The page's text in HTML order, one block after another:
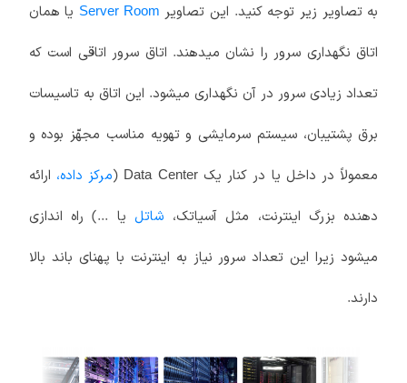
به تصاویر زیر توجه کنید. این تصاویر Server Roomیا همان
اتاق نگهداری سرور را نشان میدهند. اتاق سرور اتاقی است که
تعداد زیادی سرور در آن نگهداری میشود. این اتاق به تاسیسات
برق پشتیبان، سیستم سرمایشی و تهویه مناسب مجهّز بوده و
معمولاً در داخل یا در کنار یک Data Center (
مرکز داده،ارائه
دهنده بزرگ اینترنت، مثل آسیاتک، شاتلیا ...) راه اندازی
میشود زیرا این تعداد سرور نیاز به اینترنت با پهنای باند بالا
دارند.